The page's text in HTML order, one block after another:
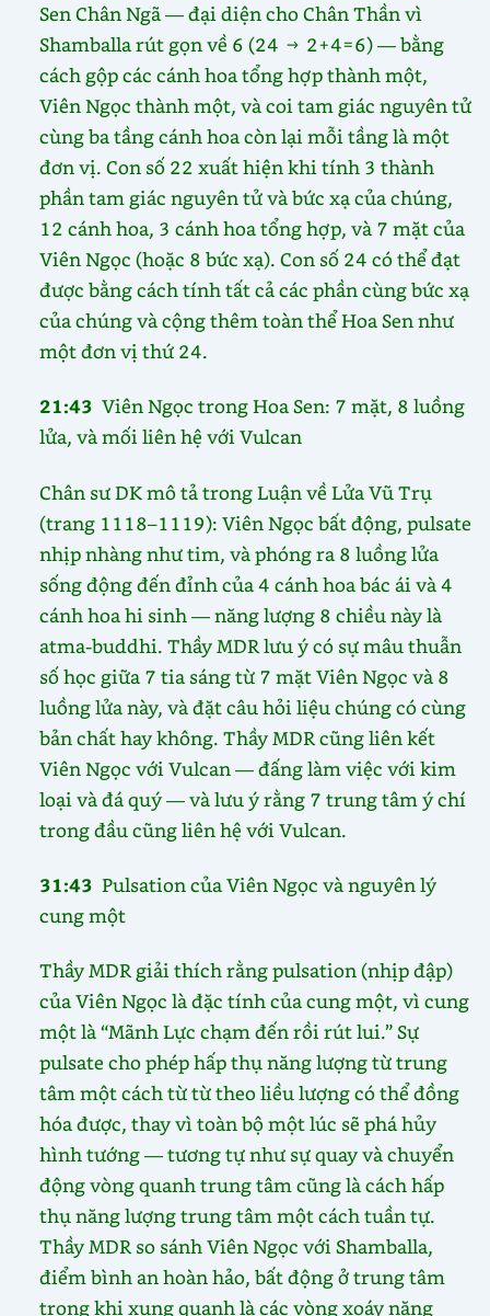
Sen Chân Ngã — đại diện cho Chân Thần vì
Shamballa rút gọn về 6 (24 → 2+4=6) — bằng
cách gộp các cánh hoa tổng hợp thành một,
Viên Ngọc thành một, và coi tam giác nguyên tử
cùng ba tầng cánh hoa còn lại mỗi tầng là một
đơn vị. Con số 22 xuất hiện khi tính 3 thành
phần tam giác nguyên tử và bức xạ của chúng,
12 cánh hoa, 3 cánh hoa tổng hợp, và 7 mặt của
Viên Ngọc (hoặc 8 bức xạ). Con số 24 có thể đạt
được bằng cách tính tất cả các phần cùng bức xạ
của chúng và cộng thêm toàn thể Hoa Sen như
một đơn vị thứ 24.
21:43Viên Ngọc trong Hoa Sen: 7 mặt, 8 luồng
lửa, và mối liên hệ với Vulcan
Chân sư DK mô tả trong Luận về Lửa Vũ Trụ
(trang 1118–1119): Viên Ngọc bất động, pulsate
nhịp nhàng như tim, và phóng ra 8 luồng lửa
sống động đến đỉnh của 4 cánh hoa bác ái và 4
cánh hoa hi sinh — năng lượng 8 chiều này là
atma-buddhi. Thầy MDR lưu ý có sự mâu thuẫn
số học giữa 7 tia sáng từ 7 mặt Viên Ngọc và 8
luồng lửa này, và đặt câu hỏi liệu chúng có cùng
bản chất hay không. Thầy MDR cũng liên kết
Viên Ngọc với Vulcan — đấng làm việc với kim
loại và đá quý — và lưu ý rằng 7 trung tâm ý chí
trong đầu cũng liên hệ với Vulcan.
31:43Pulsation của Viên Ngọc và nguyên lý
cung một
Thầy MDR giải thích rằng pulsation (nhịp đập)
của Viên Ngọc là đặc tính của cung một, vì cung
một là “Mãnh Lực chạm đến rồi rút lui.” Sự
pulsate cho phép hấp thụ năng lượng từ trung
tâm một cách từ từ theo liều lượng có thể đồng
hóa được, thay vì toàn bộ một lúc sẽ phá hủy
hình tướng — tương tự như sự quay và chuyển
động vòng quanh trung tâm cũng là cách hấp
thụ năng lượng trung tâm một cách tuần tự.
Thầy MDR so sánh Viên Ngọc với Shamballa,
điểm bình an hoàn hảo, bất động ở trung tâm
trong khi xung quanh là các vòng xoáy năng